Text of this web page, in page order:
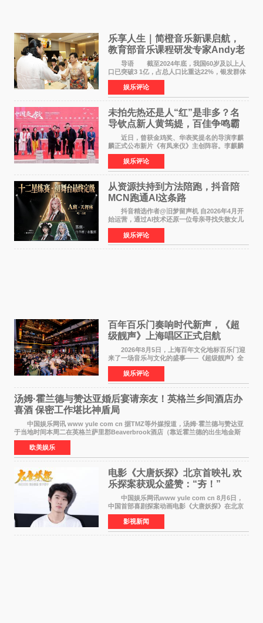
乐享人生｜简橙音乐新课启航，
教育部音乐课程研发专家Andy老
师重磅入驻领航银龄琴声
导语 截至2024年底，我国60岁及以上人
口已突破3 1亿，占总人口比重达22%，银发群体
的精神文化需求日益凸显。2024年1月，国务院办
公厅印发《关于发展银发经济增进老年人福祉的
意见》——这是
娱乐评论
未拍先热还是人“红”是非多？名
导钦点新人黄筠媞，百佳争鸣霸
气回应
近日，曾获金鸡奖、华表奖提名的导演李麒
麟正式公布新片《有凤来仪》主创阵容。李麒麟
早年凭电影《华容道》获得金鸡奖、华表奖提
名，此后长期参与国内外电影制作，其担任制片
人参与的作品亦曾
娱乐评论
从资源扶持到方法陪跑，抖音陪
MCN跑通AI这条路
抖音精选作者@旧梦留声机 自2026年4月开
始运营，通过AI技术还原一位母亲寻找失散女儿
的故事，凭借强情感表达获得大量用户关注，发
布仅21小时便获得超1亿曝光、超1000万互动。
此后，账号持续沿
娱乐评论
百年百乐门奏响时代新声，《超
级靓声》上海唱区正式启航
2026年8月5日，上海百年文化地标百乐门迎
来了一场音乐与文化的盛事——《超级靓声》全
国励志音乐公益节目上海唱区新闻发布会暨启动
仪式在此隆重举行。各界领导、嘉宾与媒体朋友
齐聚一堂，共同
娱乐评论
汤姆·霍兰德与赞达亚婚后宴请亲友！英格兰乡间酒店办
喜酒 保密工作堪比神盾局
中国娱乐网讯 www yule com cn 据TMZ等外媒报道，汤姆·霍兰德与赞达亚
于当地时间本周二在英格兰萨里郡Beaverbrook酒店（靠近霍兰德的出生地金斯
顿）举办婚宴，邀请家人与朋友们喝喜酒，庆祝
欧美娱乐
电影《大唐妖探》北京首映礼 欢
乐探案获观众盛赞：“夯！”
中国娱乐网讯www yule com cn 8月6日，
中国首部喜剧探案动画电影《大唐妖探》在北京
举办电影首映礼。导演程腾、联合导演黄珉、总
制片人曹紫建、制片人李莹莹，配音导演张喆，
对白指导程寅，领
影视新闻